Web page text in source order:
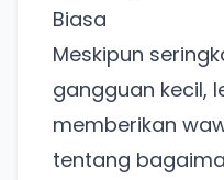
Biasa
Meskipun
gangguan kecil,
memberikan
tentang